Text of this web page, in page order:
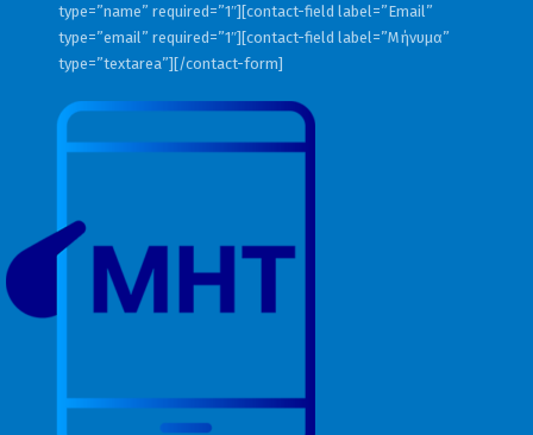
type=”name” required=”1″][contact-field label=”Email”
type=”email” required=”1″][contact-field label=”Μήνυμα”
type=”textarea”][/contact-form]